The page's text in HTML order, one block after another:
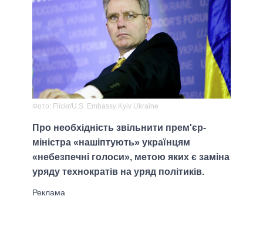
Фото: Flickr/U.S. Embassy Kyiv Ukraine
Про необхідність звільнити прем'єр-
міністра «нашіптують» українцям
«небезпечні голоси», метою яких є заміна
уряду технократів на уряд політиків.